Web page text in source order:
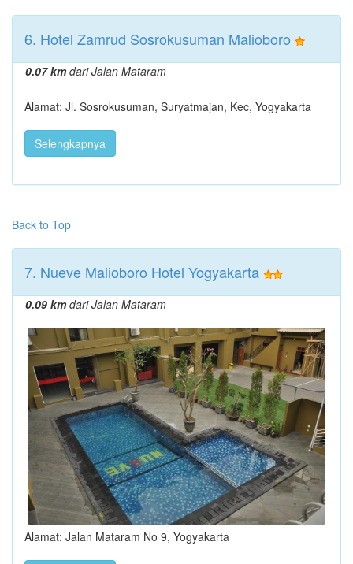
6. Hotel Zamrud Sosrokusuman Malioboro
0.07 kmdari Jalan Mataram
Alamat: Jl. Sosrokusuman, Suryatmajan, Kec, Yogyakarta
Selengkapnya
Back to Top
7. Nueve Malioboro Hotel Yogyakarta
0.09 kmdari Jalan Mataram
Alamat: Jalan Mataram No 9, Yogyakarta